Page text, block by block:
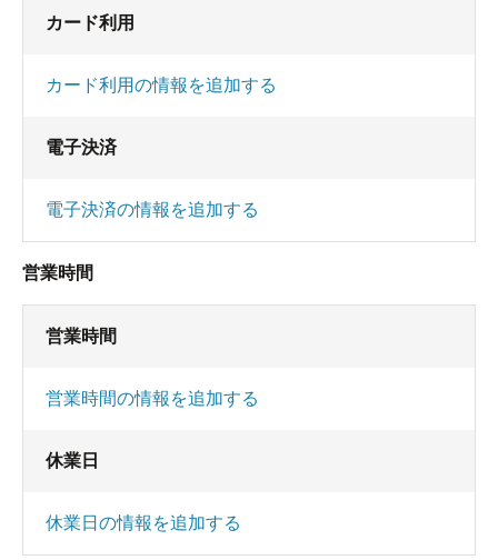
カード利用
カード利用の情報を追加する
電子決済
電子決済の情報を追加する
営業時間
営業時間
営業時間の情報を追加する
休業日
休業日の情報を追加する